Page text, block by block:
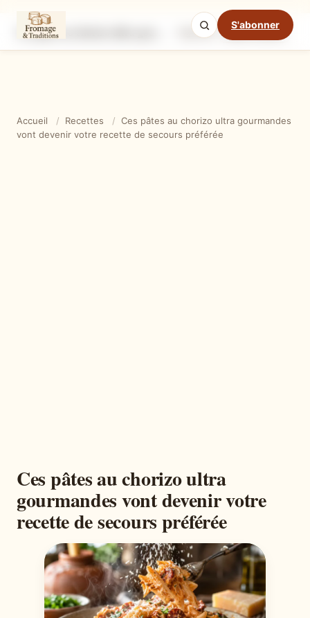
S'abonner
Ingrédients Étapes
Mode cuisine
Accueil / Recettes / Ces pâtes au chorizo ultra gourmandes
vont devenir votre recette de secours préférée
Ces pâtes au chorizo ultra
gourmandes vont devenir votre
recette de secours préférée